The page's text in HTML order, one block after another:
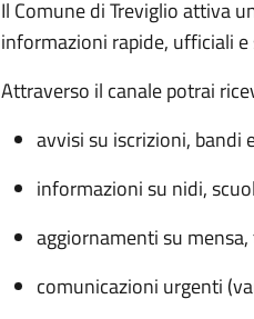
Il Comune di Treviglio attiva
informazioni rapide, ufficiali e
Attraverso il canale potrai
avvisi su iscrizioni, bandi
informazioni su nidi,
aggiornamenti su
comunicazioni urgenti